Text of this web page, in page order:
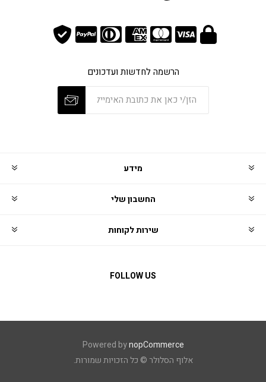
הרשמה לחדשות ועדכונים
מידע
החשבון שלי
שירות לקוחות
FOLLOW US
Powered bynopCommerce
אלוף הסלולר © כל הזכויות שמורות.